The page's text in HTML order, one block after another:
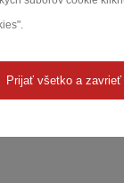
Prijať všetko a zavrieť